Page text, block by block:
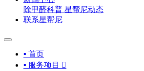
除甲醛科普 星帮尼动态
联系星帮尼
▪ 首页
▪ 服务项目 